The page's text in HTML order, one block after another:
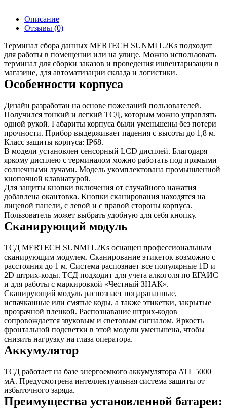
2/16
Описание
Отзывы (0)
Терминал сбора данных MERTECH SUNMI L2Ks подходит
для работы в помещении или на улице. Можно использовать
терминал для сборки заказов и проведения инвентаризации в
магазине, для автоматизации склада и логистики.
Особенности корпуса
Дизайн разработан на основе пожеланий пользователей.
Получился тонкий и легкий ТСД, которым можно управлять
одной рукой. Габариты корпуса были уменьшены без потери
прочности. Прибор выдерживает падения с высоты до 1,8 м.
Класс защиты корпуса: IP68.
В модели установлен сенсорный LCD дисплей. Благодаря
яркому дисплею с терминалом можно работать под прямыми
солнечными лучами. Модель укомплектована промышленной
кнопочной клавиатурой.
Для защиты кнопки включения от случайного нажатия
добавлена окантовка. Кнопки сканирования находятся на
лицевой панели, с левой и с правой стороны корпуса.
Пользователь может выбрать удобную для себя кнопку.
Сканирующий модуль
ТСД MERTECH SUNMI L2Ks оснащен профессиональным
сканирующим модулем. Сканирование этикеток возможно с
расстояния до 1 м. Система распознает все популярные 1D и
2D штрих-коды. ТСД подходит для учета алкоголя по ЕГАИС
и для работы с маркировкой «Честный ЗНАК».
Сканирующий модуль распознает поцарапанные,
испачканные или смятые коды, а также этикетки, закрытые
прозрачной пленкой. Распознавание штрих-кодов
сопровождается звуковым и световым сигналом. Яркость
фронтальной подсветки в этой модели уменьшена, чтобы
снизить нагрузку на глаза оператора.
Аккумулятор
ТСД работает на базе энергоемкого аккумулятора ATL 5000
мА. Предусмотрена интеллектуальная система защиты от
избыточного заряда.
Преимущества установленной батареи: